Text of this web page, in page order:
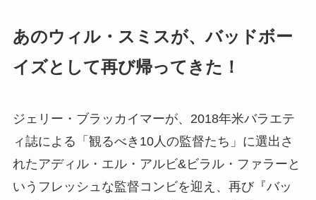
あのウィル・スミスが、バッドボー
イズとして再び帰ってきた！
ジェリー・ブラッカイマーが、2018年米バラエテ
ィ誌による「観るべき10人の監督たち」に選出さ
れたアディル・エル・アルビ&ビラル・ファラーと
いうフレッシュな監督コンビを迎え、再び『バッ